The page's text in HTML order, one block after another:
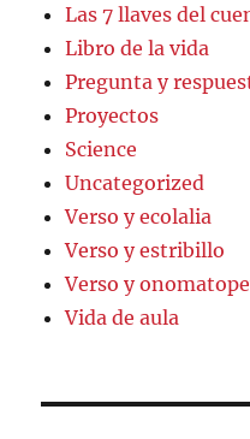
Las 7 llaves del
Libro de la vida
Pregunta y
Proyectos
Science
Uncategorized
Verso y ecolalia
Verso y estribillo
Verso y
Vida de aula